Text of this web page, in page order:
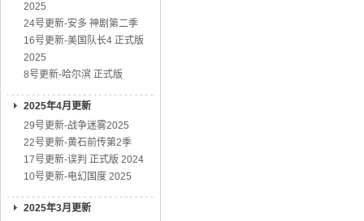
2025
24号更新-安多 神剧第二季
16号更新-美国队长4 正式版
2025
8号更新-哈尔滨 正式版
2025年4月更新
29号更新-战争迷雾2025
22号更新-黄石前传第2季
17号更新-误判 正式版 2024
10号更新-电幻国度 2025
2025年3月更新